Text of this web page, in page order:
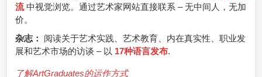
流中视觉浏览。通过艺术家网站直接联系 – 无中间人，无加
价。
杂志：
阅读关于艺术实践、艺术教育、内在真实性、职业发
展和艺术市场的访谈 – 以 17种语言发布.
了解ArtGraduates的运作方式